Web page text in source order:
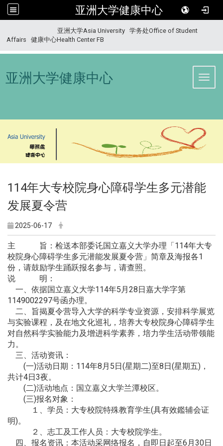
亚洲大学健康中心
亚洲大学Asia University
学务处Office of Student
Affairs
健康中心Health Center FB
亚洲大学健康中心
114年大专校院身心障碍学生多元潜能
发展夏令营
2025-06-17
主 旨：检送本部委讬国立嘉义大学办理「114年大专
校院身心障碍学生多元潜能发展夏令营」简章及海报各1
份，请鼓励学生踊跃报名参与，请查照。
说 明：
一、依据国立嘉义大学114年5月28日嘉大学字第
1149002297号函办理。
二、旨揭夏令营导入大学的科学专业资源，安排科学展览
与实验课程，及在地文化巡礼，培养大专校院身心障碍学生
对自然科学实验能力及增进科学素养，培力学生活动带领能
力。
三、活动资讯：
(一)活动日期：114年8月5日(星期二)至8日(星期五)，
共计4日3夜。
(二)活动地点：国立嘉义大学兰潭校区。
(三)报名对象：
１、学员：大专校院特殊教育学生(具有效鑑辅会证
明)。
２、志工及工作人员：大专校院学生。
四、报名资讯：本活动采网络报名，自即日起至6月30日